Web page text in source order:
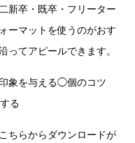
新卒・既卒・フリーター
ーマットを使うのがおす
ってアピールできます。
象を与える◯個のコツ
る
ちらからダウンロードが